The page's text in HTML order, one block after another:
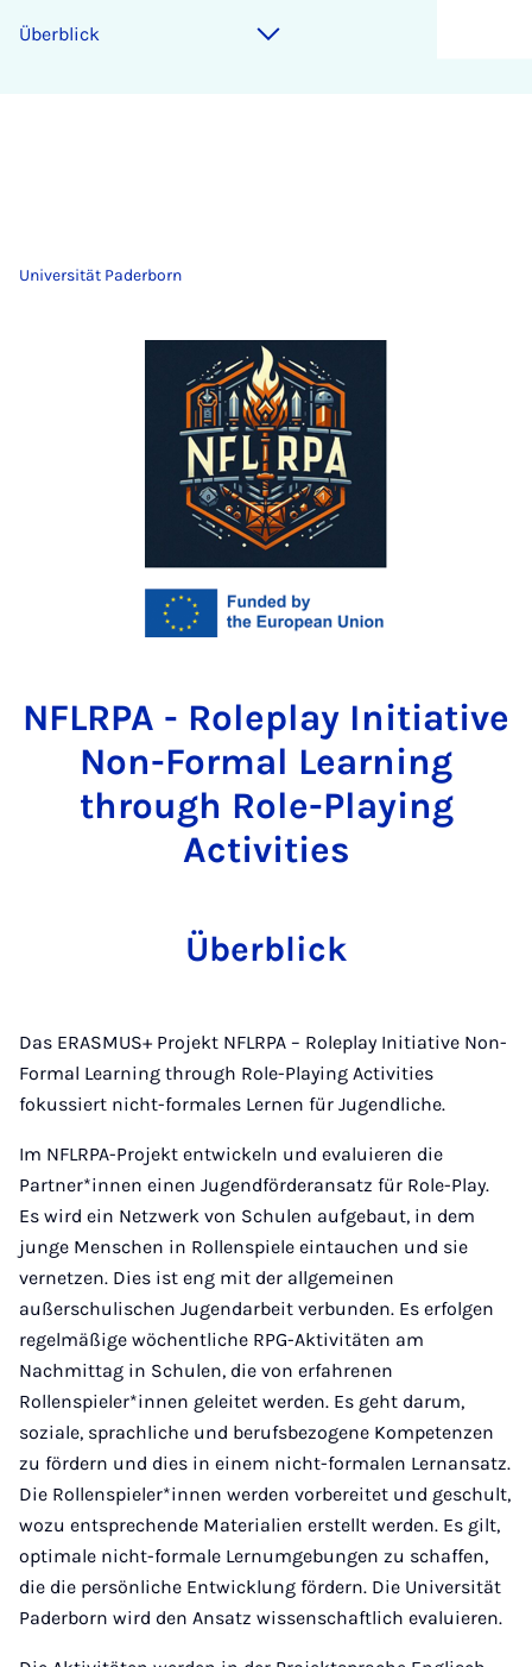
Überblick
Universität Paderborn
NFLRPA - Roleplay Initiative
Non-Formal Learning
through Role-Playing
Activities
Überblick
Das ERASMUS+ Projekt NFLRPA – Roleplay Initiative Non-
Formal Learning through Role-Playing Activities
fokussiert nicht-formales Lernen für Jugendliche.
Im NFLRPA-Projekt entwickeln und evaluieren die
Partner*innen einen Jugendförderansatz für Role-Play.
Es wird ein Netzwerk von Schulen aufgebaut, in dem
junge Menschen in Rollenspiele eintauchen und sie
vernetzen. Dies ist eng mit der allgemeinen
außerschulischen Jugendarbeit verbunden. Es erfolgen
regelmäßige wöchentliche RPG-Aktivitäten am
Nachmittag in Schulen, die von erfahrenen
Rollenspieler*innen geleitet werden. Es geht darum,
soziale, sprachliche und berufsbezogene Kompetenzen
zu fördern und dies in einem nicht-formalen Lernansatz.
Die Rollenspieler*innen werden vorbereitet und geschult,
wozu entsprechende Materialien erstellt werden. Es gilt,
optimale nicht-formale Lernumgebungen zu schaffen,
die die persönliche Entwicklung fördern. Die Universität
Paderborn wird den Ansatz wissenschaftlich evaluieren.